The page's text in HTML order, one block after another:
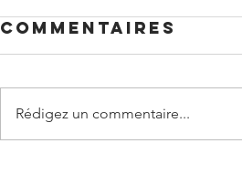
Commentaires
Rédigez un commentaire...